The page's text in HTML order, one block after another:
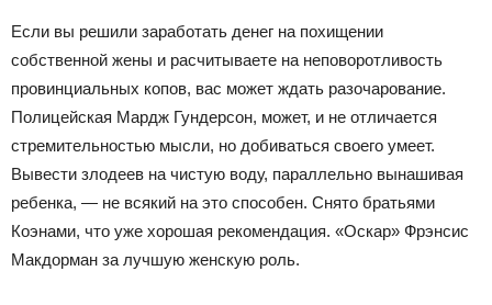
Если вы решили заработать денег на похищении
собственной жены и расчитываете на неповоротливость
провинциальных копов, вас может ждать разочарование.
Полицейская Мардж Гундерсон, может, и не отличается
стремительностью мысли, но добиваться своего умеет.
Вывести злодеев на чистую воду, параллельно вынашивая
ребенка, — не всякий на это способен. Снято братьями
Коэнами, что уже хорошая рекомендация. «Оскар» Фрэнсис
Макдорман за лучшую женскую роль.